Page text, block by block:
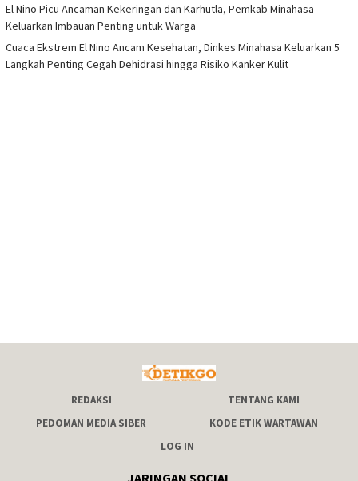
El Nino Picu Ancaman Kekeringan dan Karhutla, Pemkab Minahasa
Keluarkan Imbauan Penting untuk Warga
Cuaca Ekstrem El Nino Ancam Kesehatan, Dinkes Minahasa Keluarkan 5
Langkah Penting Cegah Dehidrasi hingga Risiko Kanker Kulit
REDAKSI
TENTANG KAMI
PEDOMAN MEDIA SIBER
KODE ETIK WARTAWAN
LOG IN
JARINGAN SOCIAL